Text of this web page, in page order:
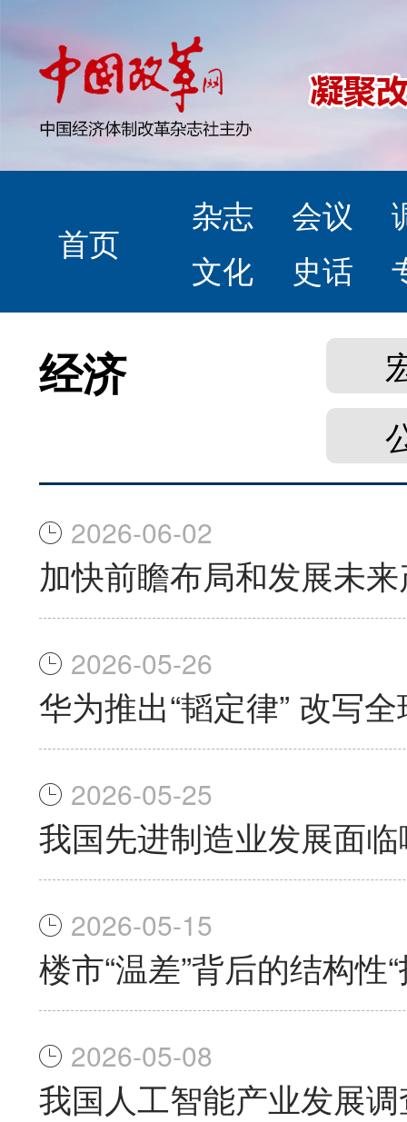
首页
杂志 会议
文化
史话
经济
2026-06-02
加快前瞻布局和发展未
2026-05-26
华为推出“韬定律” 改写
2026-05-25
我国先进制造业发展面
2026-05-15
楼市“温差”背后的结构性
2026-05-08
我国人工智能产业发展